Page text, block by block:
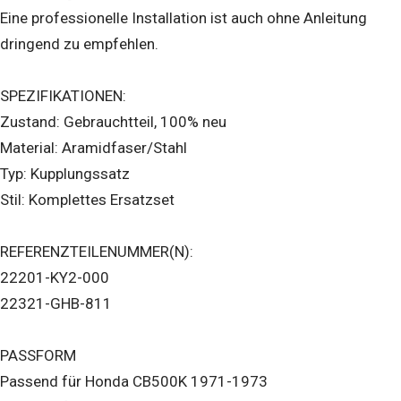
Eine professionelle Installation ist auch ohne Anleitung
dringend zu empfehlen.
SPEZIFIKATIONEN:
Zustand: Gebrauchtteil, 100% neu
Material: Aramidfaser/Stahl
Typ: Kupplungssatz
Stil: Komplettes Ersatzset
REFERENZTEILENUMMER(N):
22201-KY2-000
22321-GHB-811
PASSFORM
Passend für Honda CB500K 1971-1973